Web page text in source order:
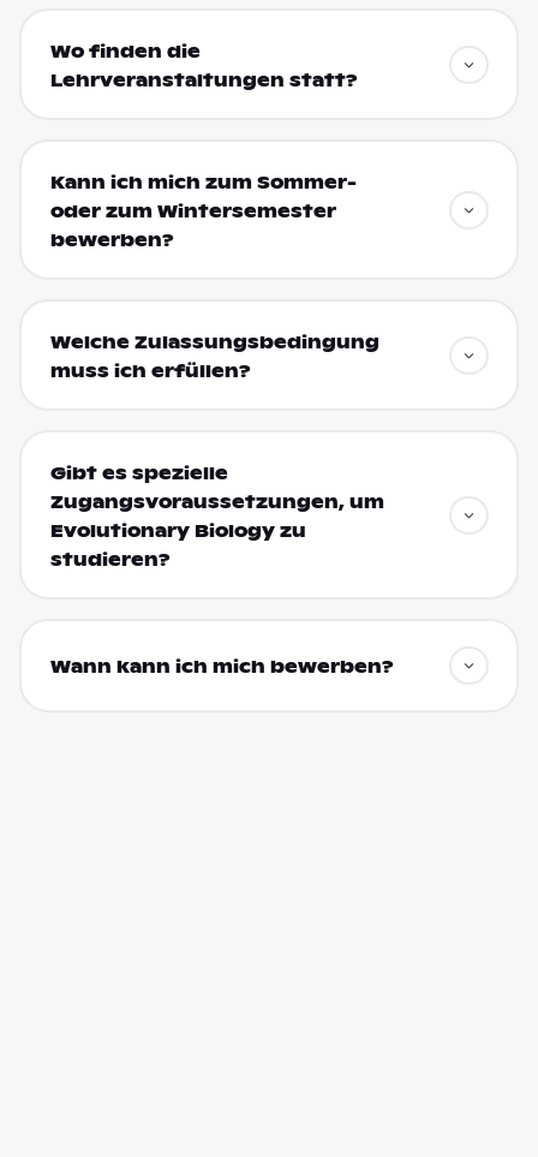
Wo finden die
Lehrveranstaltungen statt?
Kann ich mich zum Sommer-
oder zum Wintersemester
bewerben?
Welche Zulassungsbedingung
muss ich erfüllen?
Gibt es spezielle
Zugangsvoraussetzungen, um
Evolutionary Biology zu
studieren?
Wann kann ich mich bewerben?